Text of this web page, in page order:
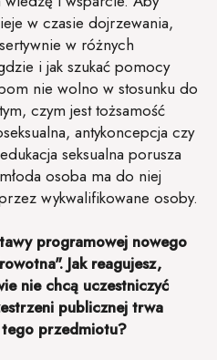
w czasie dojrzewania,
w różnych
i jak szukać pomocy
nie wolno w stosunku do
czym jest tożsamość
antykoncepcja czy
seksualna porusza
osoba ma do niej
wykwalifikowane osoby.
programowej nowego
Jak reagujesz,
nie chcą uczestniczyć
publicznej trwa
przedmiotu?